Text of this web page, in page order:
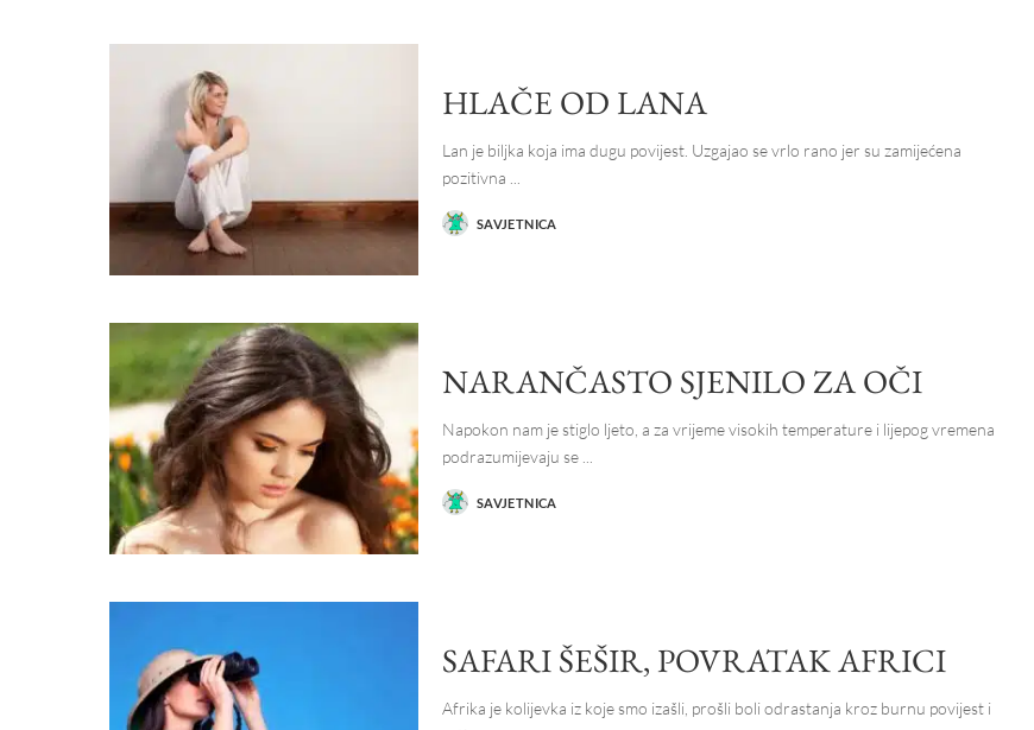
HLAČE OD LANA
Lan je biljka koja ima dugu povijest. Uzgajao se vrlo rano jer su zamijećena
pozitivna
POSTED
BY
SAVJETNICA
NARANČASTO SJENILO ZA OČI
Napokon nam je stiglo ljeto, a za vrijeme visokih temperature i lijepog vremena
podrazumijevaju se
POSTED
BY
SAVJETNICA
SAFARI ŠEŠIR, POVRATAK AFRICI
Afrika je kolijevka iz koje smo izašli, prošli boli odrastanja kroz burnu povijest i